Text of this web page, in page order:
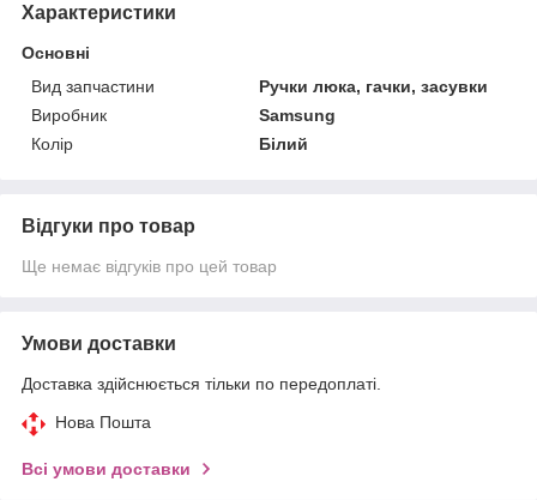
Характеристики
Основні
Вид запчастини
Ручки люка, гачки, засувки
Виробник
Samsung
Колір
Білий
Відгуки про товар
Ще немає відгуків про цей товар
Умови доставки
Доставка здійснюється тільки по передоплаті.
Нова Пошта
Всі умови доставки